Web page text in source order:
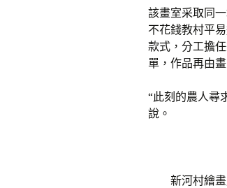
該畫室采取同
不花錢教村平
款式，分工擔
單，作品再由
“此刻的農人尋
說。
新河村繪畫